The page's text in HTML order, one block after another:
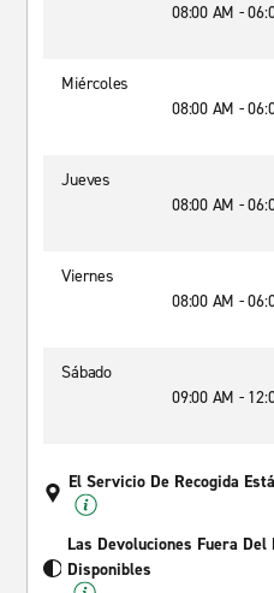
08:00 AM -
Miércoles
08:00 AM -
Jueves
08:00 AM -
Viernes
08:00 AM -
Sábado
09:00 AM -
El Servicio De Recogida
Las Devoluciones Fuera
Disponibles